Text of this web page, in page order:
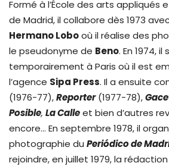
Formé à l’École des arts appliqués
de Madrid, il collabore dès 1973
Hermano Lobooù il réalise des
le pseudonyme de Beno. En 1974, il
temporairement à Paris où il est
l’agence Sipa Press. Il a ensuite
(1976-77),Reporter(1977-78),
Posible, La Calleet bien d’autres
encore… En septembre 1978, il
photographie du Periódico de
rejoindre, en juillet 1979, la